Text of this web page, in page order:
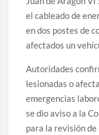
el cableado de
en dos postes de
afectados un
Autoridades
lesionadas o
emergencias
se dio aviso a la
para la revisión